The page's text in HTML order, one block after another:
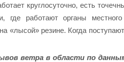
круглосуточно, есть
где работают органы
«лысой» резине. Когда
ветра в области по